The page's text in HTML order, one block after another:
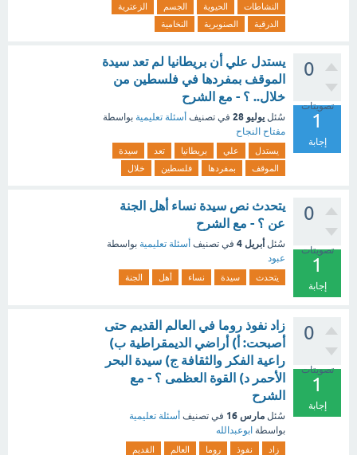
النشاطات
الحيوية الجسم
الزعترية
الدرقية
الصنوبرية النخامية
0
تصويتات
1
إجابة
يستدل علي أن بريطانيا لم تعد سيدة
الموقف بمفردها في فلسطين من
خلال.. ؟ - مع الشرح
سُئل يوليو 28 في تصنيف أسئلة تعليمية بواسطة
مفتاح النجاح
يستدل علي بريطانيا تعد
سيدة
الموقف
بمفردها فلسطين خلال
0
تصويتات
1
إجابة
يتحدث نص سيدة نساء أهل الجنة
عن ؟ - مع الشرح
سُئل أبريل 4 في تصنيف أسئلة تعليمية بواسطة
عبود
يتحدث سيدة نساء أهل الجنة
0
تصويتات
1
إجابة
زاد نفوذ روما في العالم القديم حتى
أصبحت: أ) أراضي الديمقراطية ب)
راعية الفكر والثقافة ج) سيدة البحر
الأحمر د) القوة العظمى ؟ - مع
الشرح
سُئل مارس 16 في تصنيف أسئلة تعليمية
بواسطة ابوعبدالله
زاد نفوذ روما العالم
القديم